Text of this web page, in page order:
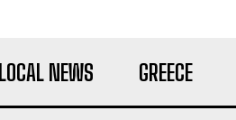
LOCAL NEWS GREECE